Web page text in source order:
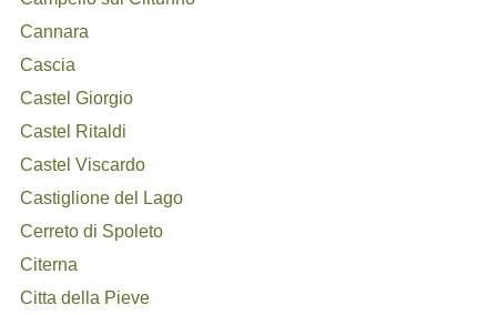
Cannara
Cascia
Castel Giorgio
Castel Ritaldi
Castel Viscardo
Castiglione del Lago
Cerreto di Spoleto
Citerna
Citta della Pieve